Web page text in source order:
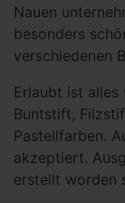
Nauen
besonders
verschiedenen
Erlaubt ist
Buntstift,
Pastellfarben.
akzeptiert.
erstellt worden